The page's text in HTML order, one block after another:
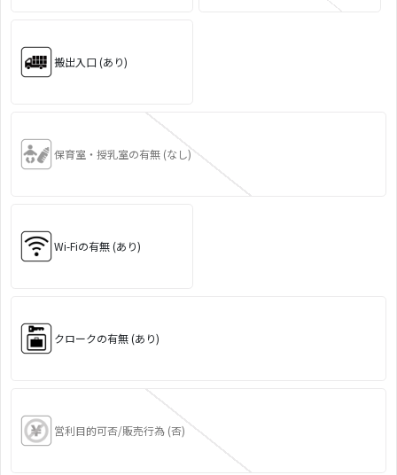
搬出入口 (あり)
保育室・授乳室の有無 (なし)
Wi-Fiの有無 (あり)
クロークの有無 (あり)
営利目的可否/販売行為 (否)